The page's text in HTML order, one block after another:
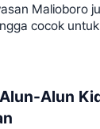
Malioboro
cocok
Alun